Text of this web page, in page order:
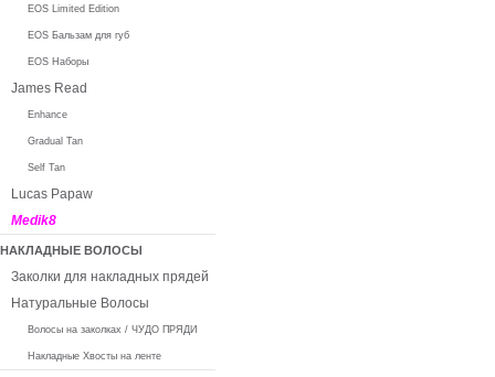
EOS Limited Edition
EOS Бальзам для губ
EOS Наборы
James Read
Enhance
Gradual Tan
Self Tan
Lucas Papaw
Medik8
НАКЛАДНЫЕ ВОЛОСЫ
Заколки для накладных прядей
Натуральные Волосы
Волосы на заколках / ЧУДО ПРЯДИ
Накладные Хвосты на ленте